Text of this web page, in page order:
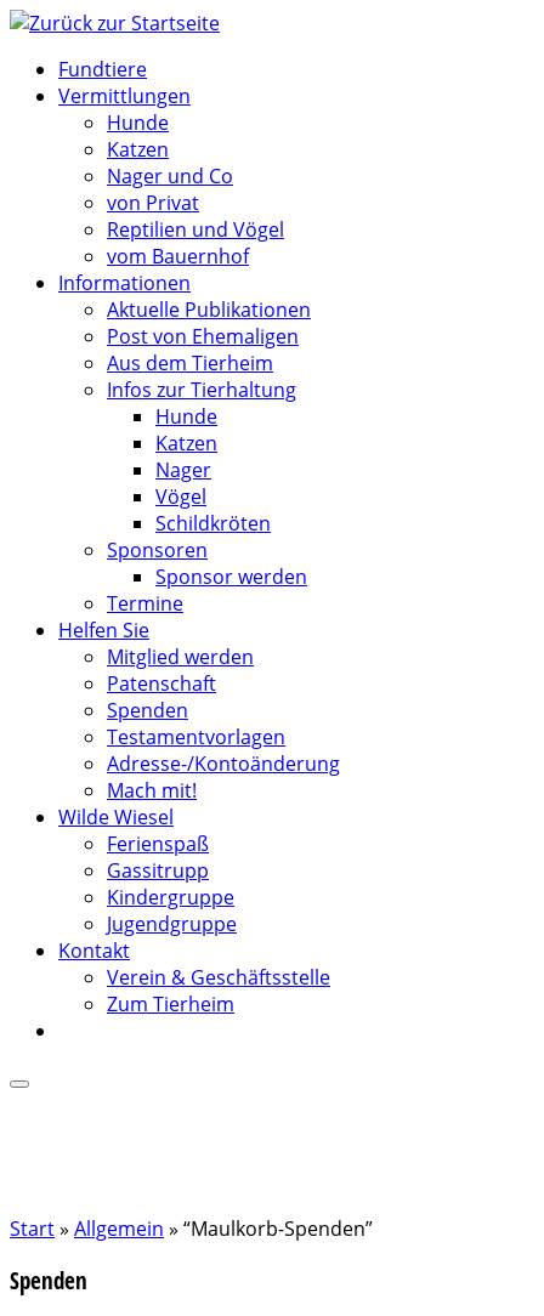
Zum
springenFundtiere
Vermittlungen
Hunde
Katzen
Nager und Co
von Privat
Reptilien und Vögel
vom Bauernhof
Informationen
Aktuelle Publikationen
Post von Ehemaligen
Aus dem Tierheim
Infos zur Tierhaltung
Hunde
Katzen
Nager
Vögel
Schildkröten
Sponsoren
Sponsor werden
Termine
Helfen Sie
Mitglied werden
Patenschaft
Spenden
Testamentvorlagen
Adresse-/Kontoänderung
Mach mit!
Wilde Wiesel
Ferienspaß
Gassitrupp
Kindergruppe
Jugendgruppe
Kontakt
Verein & Geschäftsstelle
Zum Tierheim
Start» Allgemein » “Maulkorb-Spenden”
Spenden